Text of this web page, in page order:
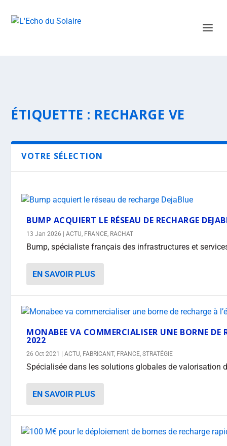
ÉTIQUETTE : RECHARGE VE
VOTRE SÉLECTION
BUMP ACQUIERT LE RÉSEAU DE RECHARGE
13 Jan 2026 |ACTU, FRANCE, RACHAT
Bump, spécialiste français des infrastructures et
EN SAVOIR PLUS
MONABEE VA COMMERCIALISER UNE BORNE DE
2022
26 Oct 2021 |ACTU, FABRICANT, FRANCE,STRATÉGIE
Spécialisée dans les solutions globales de valorisation
EN SAVOIR PLUS